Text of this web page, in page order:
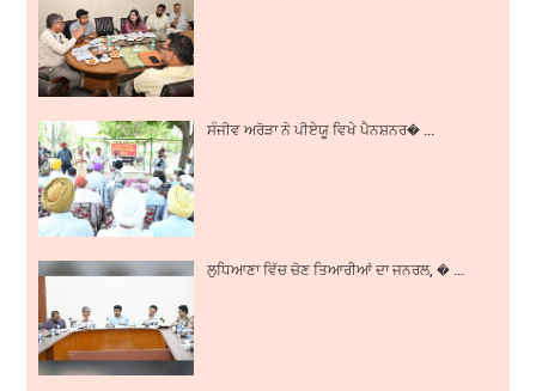
ਸੰਜੀਵ ਅਰੋੜਾ ਨੇ ਪੀਏਯੂ ਵਿਖੇ ਪੈਨਸ਼ਨਰ� ...
ਲੁਧਿਆਣਾ ਵਿੱਚ ਚੋਣ ਤਿਆਰੀਆਂ ਦਾ ਜਨਰਲ, � ...